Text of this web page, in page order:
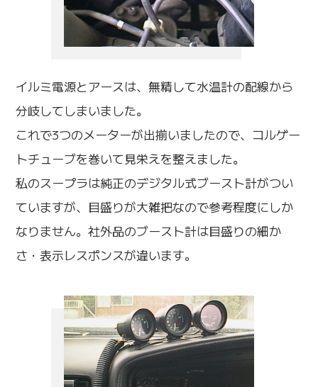
イルミ電源とアースは、無精して水温計の配線から
分岐してしまいました。
これで3つのメーターが出揃いましたので、コルゲー
トチューブを巻いて見栄えを整えました。
私のスープラは純正のデジタル式ブースト計がつい
ていますが、目盛りが大雑把なので参考程度にしか
なりません。社外品のブースト計は目盛りの細か
さ・表示レスポンスが違います。